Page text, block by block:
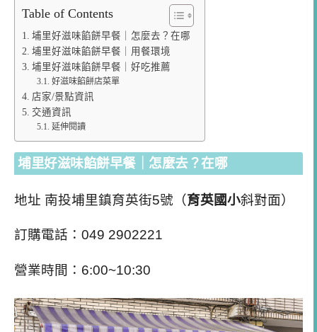
Table of Contents
埔里好滋味餡餅早餐｜怎麼去？在哪
埔里好滋味餡餅早餐｜用餐環境
埔里好滋味餡餅早餐｜好吃推薦
好滋味餡餅店菜單
店家/景點資訊
交通資訊
延伸閱讀
埔里好滋味餡餅早餐｜怎麼去？在哪
地址 南投埔里鎮育英街5號（育英國小斜對面）
訂購電話：049 2902221
營業時間：6:00~10:30